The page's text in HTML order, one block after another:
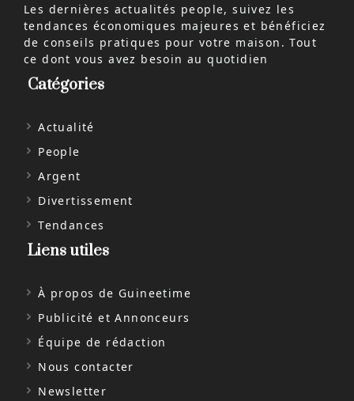
Les dernières actualités people, suivez les
tendances économiques majeures et bénéficiez
de conseils pratiques pour votre maison. Tout
ce dont vous avez besoin au quotidien
Catégories
Actualité
People
Argent
Divertissement
Tendances
Liens utiles
À propos de Guineetime
Publicité et Annonceurs
Équipe de rédaction
Nous contacter
Newsletter